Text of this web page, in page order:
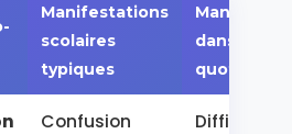
Manifestations
scolaires
typiques
dans la vie
Confusion
Difficulté à